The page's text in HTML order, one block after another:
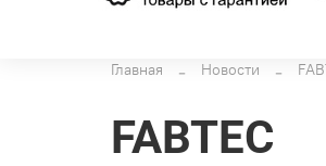
Главная Новости
FABTEC